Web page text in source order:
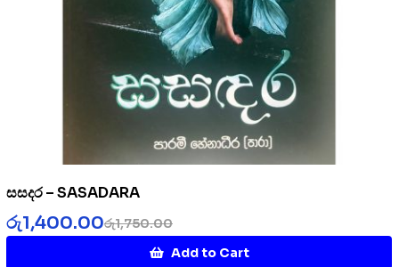
සසදර – SASADARA
රු1,750.00
රු1,400.00
Add to Cart